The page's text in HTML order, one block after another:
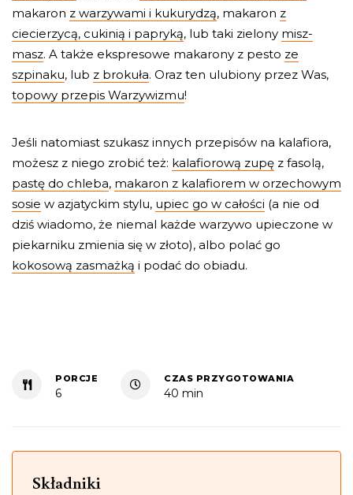
makaron z warzywami i kukurydzą, makaron z
ciecierzycą, cukinią i papryką, lub taki zielony misz-
masz. A także ekspresowe makarony z pesto ze
szpinaku, lub z brokuła. Oraz ten ulubiony przez Was,
topowy przepis Warzywizmu!
Jeśli natomiast szukasz innych przepisów na kalafiora,
możesz z niego zrobić też: kalafiorową zupę z fasolą,
pastę do chleba, makaron z kalafiorem w orzechowym
sosie w azjatyckim stylu, upiec go w całości (a nie od
dziś wiadomo, że niemal każde warzywo upieczone w
piekarniku zmienia się w złoto), albo polać go
kokosową zasmażką i podać do obiadu.
PORCJE
6
CZAS PRZYGOTOWANIA
40 min
Składniki